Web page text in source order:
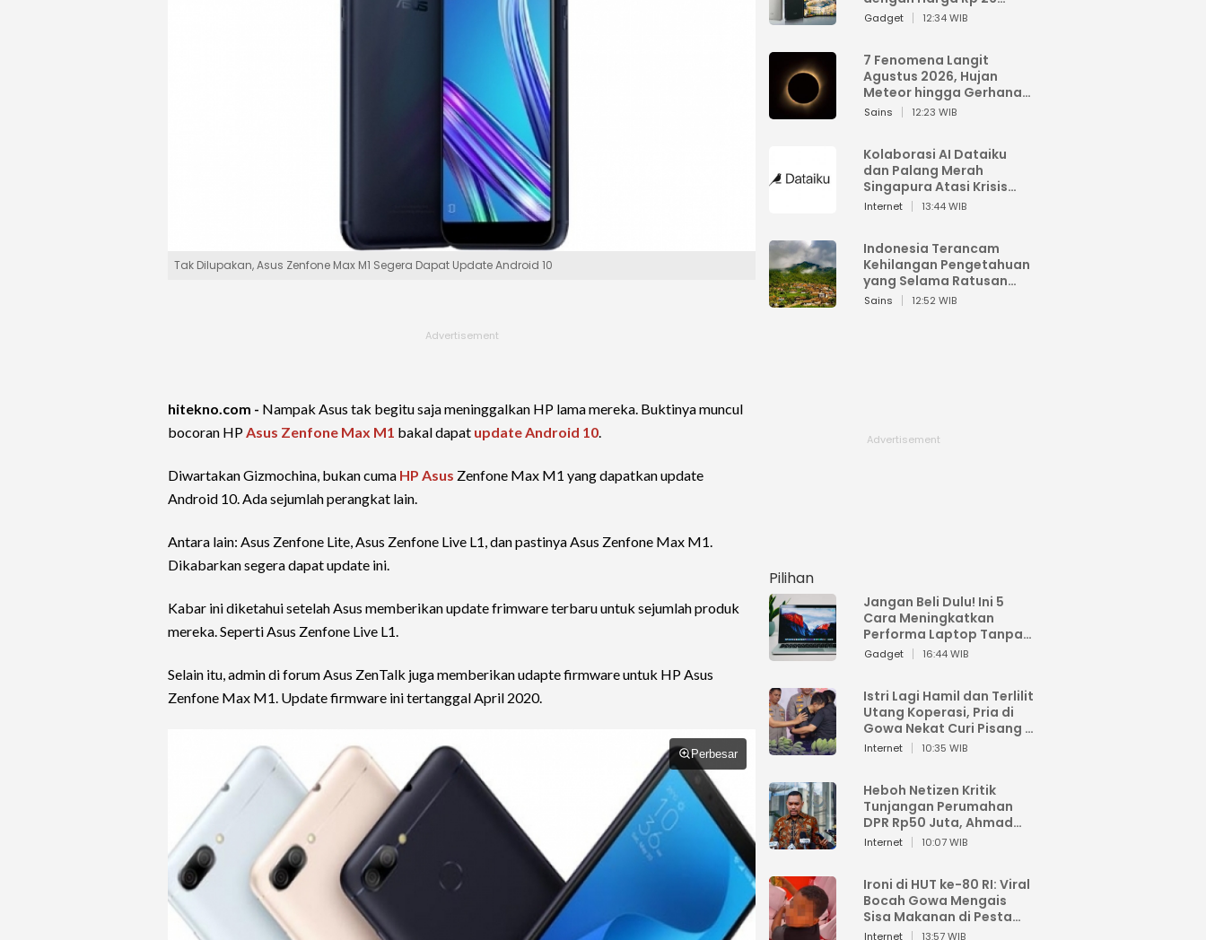
Tak Dilupakan, Asus Zenfone Max M1 Segera Dapat Update Android 10
hitekno.com - Nampak Asus tak begitu saja meninggalkan HP lama mereka. Buktinya muncul
bocoran HPAsus Zenfone Max M1 bakal dapat update Android 10.
Diwartakan Gizmochina, bukan cuma HP Asus Zenfone Max M1 yang dapatkan update
Android 10. Ada sejumlah perangkat lain.
Antara lain: Asus Zenfone Lite, Asus Zenfone Live L1, dan pastinya Asus Zenfone Max M1.
Dikabarkan segera dapat update ini.
Kabar ini diketahui setelah Asus memberikan update frimware terbaru untuk sejumlah produk
mereka. Seperti Asus Zenfone Live L1.
Selain itu, admin di forum Asus ZenTalk juga memberikan udapte firmware untuk HP Asus
Zenfone Max M1. Update firmware ini tertanggal April 2020.
Perbesar
Jutaan
Gadget 12:34 WIB
7 Fenomena Langit
Agustus 2026, Hujan
Meteor hingga Gerhana
Matahari
Sains 12:23 WIB
Kolaborasi AI Dataiku
dan Palang Merah
Singapura Atasi Krisis
Bencana
Internet 13:44 WIB
Indonesia Terancam
Kehilangan Pengetahuan
yang Selama Ratusan
Tahun Menjaga Alam
Sains 12:52 WIB
Pilihan
Jangan Beli Dulu! Ini 5
Cara Meningkatkan
Performa Laptop Tanpa
Harus Beli Baru
Gadget 16:44 WIB
Istri Lagi Hamil dan Terlilit
Utang Koperasi, Pria di
Gowa Nekat Curi Pisang 4
Tandan Milik Tetangga,
Internet 10:35 WIB
Heboh Netizen Kritik
Tunjangan Perumahan
DPR Rp50 Juta, Ahmad
Sahroni: Enggak Senang
Internet 10:07 WIB
Ironi di HUT ke-80 RI: Viral
Bocah Gowa Mengais
Sisa Makanan di Pesta
Kemerdekaan
Internet 13:57 WIB